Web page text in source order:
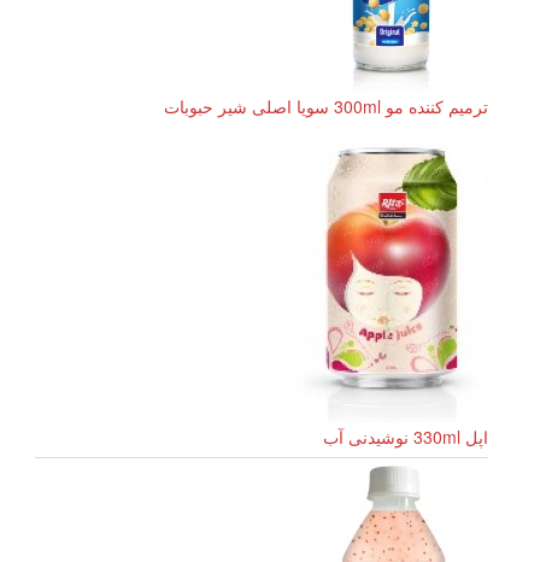
ترمیم کننده مو 300ml سویا اصلی شیر حبوبات
اپل 330ml نوشیدنی آب